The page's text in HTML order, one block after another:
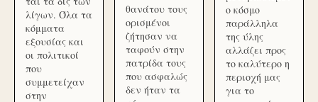
λίγων. Όλα τα
κόμματα
εξουσίας και
οι πολιτικοί
που
συμμετείχαν
στην
θανάτου τους
ορισμένοι
ζήτησαν να
ταφούν στην
πατρίδα τους
που ασφαλώς
δεν ήταν τα
ο κόσμο
παράλληλα
της ύλης
αλλάζει προς
το καλύτερο η
περιοχή μας
για το